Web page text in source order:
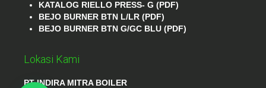
KATALOG RIELLO PRESS- G (PDF)
BEJO BURNER BTN L/LR (PDF)
BEJO BURNER BTN G/GC BLU (PDF)
Lokasi Kami
PT INDIRA MITRA BOILER